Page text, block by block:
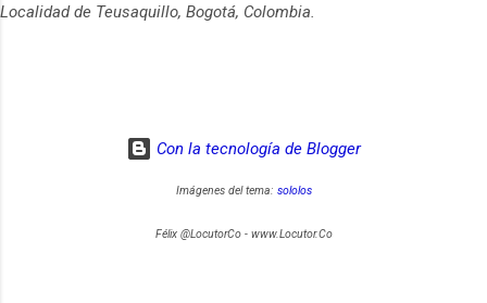
Localidad de Teusaquillo, Bogotá, Colombia.
Con la tecnología de Blogger
Imágenes del tema: sololos
Félix @LocutorCo - www.Locutor.Co